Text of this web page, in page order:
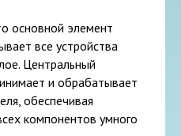
основной элемент
все устройства
Центральный
и обрабатывает
обеспечивая
компонентов умного